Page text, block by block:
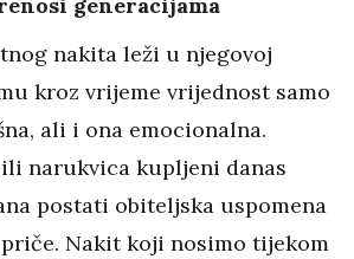
generacijama
nakita leži u njegovoj
kroz vrijeme vrijednost samo
ali i ona emocionalna.
narukvica kupljeni danas
postati obiteljska uspomena
Nakit koji nosimo tijekom